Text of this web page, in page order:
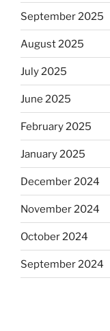
September 2025
August 2025
July 2025
June 2025
February 2025
January 2025
December 2024
November 2024
October 2024
September 2024